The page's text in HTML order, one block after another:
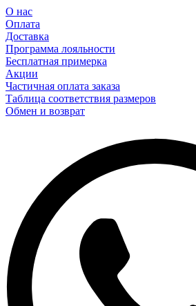
О нас
Оплата
Доставка
Программа лояльности
Бесплатная примерка
Акции
Частичная оплата заказа
Таблица соответствия размеров
Обмен и возврат